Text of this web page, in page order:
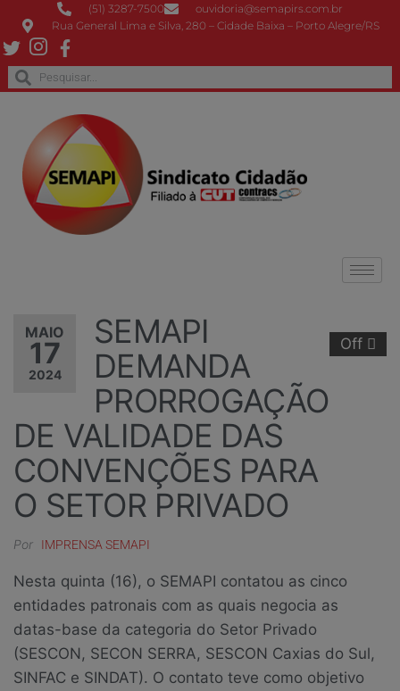
(51) 3287-7500
ouvidoria@semapirs.com.br
Rua General Lima e Silva, 280 – Cidade Baixa – Porto Alegre/RS
MAIO
17
2024
Off
SEMAPI
DEMANDA
PRORROGAÇÃO
DE VALIDADE DAS
CONVENÇÕES PARA
O SETOR PRIVADO
Por IMPRENSA SEMAPI
Nesta quinta (16), o SEMAPI contatou as cinco
entidades patronais com as quais negocia as
datas-base da categoria do Setor Privado
(SESCON, SECON SERRA, SESCON Caxias do Sul,
SINFAC e SINDAT). O contato teve como objetivo